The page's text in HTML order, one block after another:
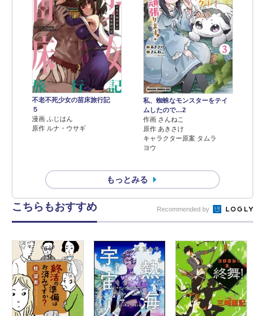
不老不死少女の苗床旅行記
５
漫画 ふじはん
原作 ルナ・ウサギ
私、蜘蛛なモンスターをテイ
ムしたので…2
作画 さんねこ
原作 あきさけ
キャラクター原案 タムラ
ヨウ
もっとみる
こちらもおすすめ Recommended by